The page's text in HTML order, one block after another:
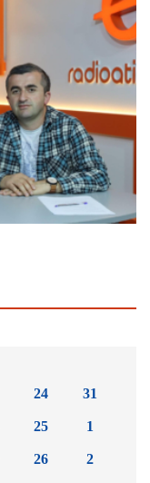
24
25
26
31
1
2